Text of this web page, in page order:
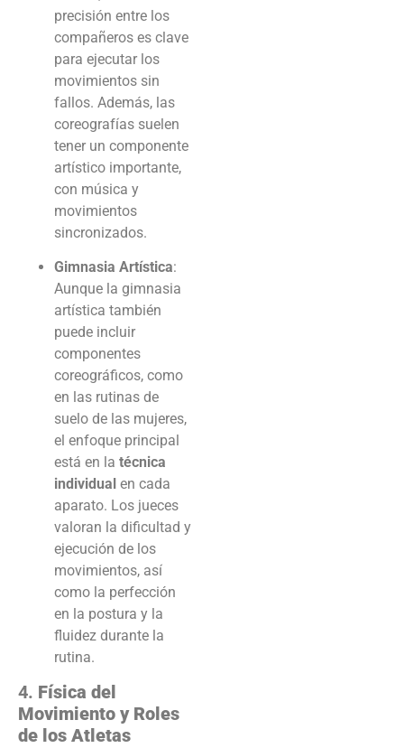
precisión entre los
compañeros es clave
para ejecutar los
movimientos sin
fallos. Además, las
coreografías suelen
tener un componente
artístico importante,
con música y
movimientos
sincronizados.
Gimnasia Artística:
Aunque la gimnasia
artística también
puede incluir
componentes
coreográficos, como
en las rutinas de
suelo de las mujeres,
el enfoque principal
está en la técnica
individual en cada
aparato. Los jueces
valoran la dificultad y
ejecución de los
movimientos, así
como la perfección
en la postura y la
fluidez durante la
rutina.
4. Física del
Movimiento y Roles
de los Atletas